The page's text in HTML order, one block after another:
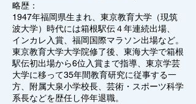
略歴：
1947年福岡県生まれ、東京教育大学（現筑
波大学）時代には箱根駅伝４年連続出場、
インカレ入賞、福岡国際マラソン出場など。
東京教育大学大学院修了後、東海大学で箱根
駅伝初出場から6位入賞まで指導、東京学芸
大学に移って35年間教育研究に従事する一
方、附属大泉小学校長、芸術・スポーツ科学
系長などを歴任し停年退職。